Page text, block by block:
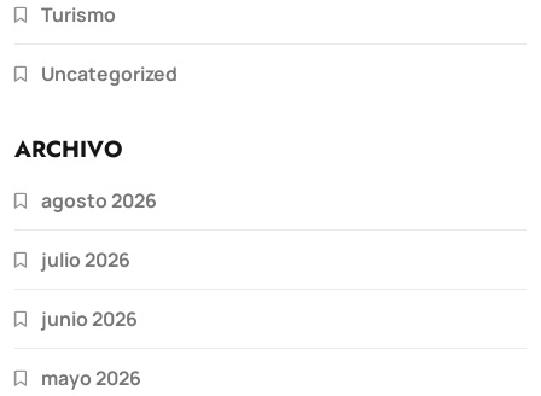
Turismo
Uncategorized
ARCHIVO
agosto 2026
julio 2026
junio 2026
mayo 2026